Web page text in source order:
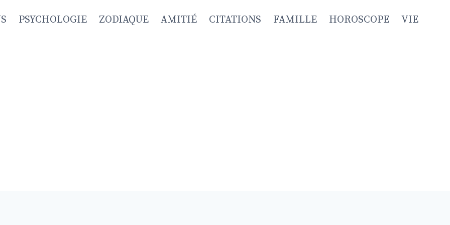
PSYCHOLOGIE ZODIAQUE AMITIÉ CITATIONS FAMILLE HOROSCOPE VIE